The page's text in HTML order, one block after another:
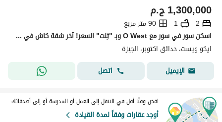
ج.م1,300,000
2
1
90 متر مربع
اسكن سور في سور مع O West وبـ "تِلت" السعر! آخر شقة كاش في كمبوند Eco West
ايكو ويست، حدائق اكتوبر، الجيزة
الإيميل
اتصل
اقض وقتًا أقل في التنقل إلى العمل أو المدرسة أو إلى أصدقائك
أوجد عقارات وفقاً لمدة القيادة